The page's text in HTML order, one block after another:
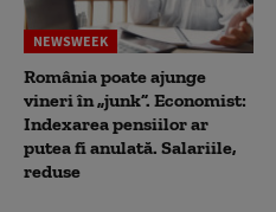
NEWSWEEK
România poate ajunge
vineri în „junk”. Economist:
Indexarea pensiilor ar
putea fi anulată. Salariile,
reduse